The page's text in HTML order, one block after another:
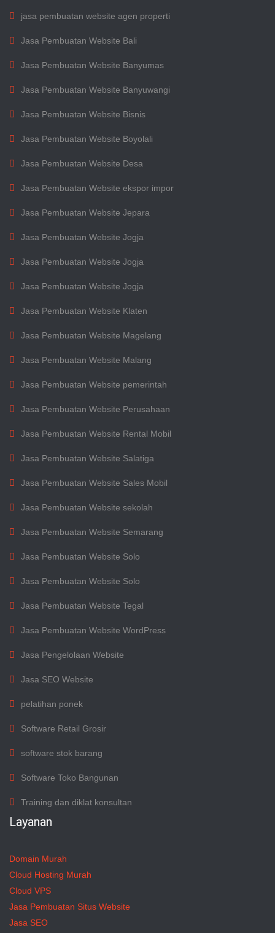
jasa pembuatan website agen properti
Jasa Pembuatan Website Bali
Jasa Pembuatan Website Banyumas
Jasa Pembuatan Website Banyuwangi
Jasa Pembuatan Website Bisnis
Jasa Pembuatan Website Boyolali
Jasa Pembuatan Website Desa
Jasa Pembuatan Website ekspor impor
Jasa Pembuatan Website Jepara
Jasa Pembuatan Website Jogja
Jasa Pembuatan Website Jogja
Jasa Pembuatan Website Jogja
Jasa Pembuatan Website Klaten
Jasa Pembuatan Website Magelang
Jasa Pembuatan Website Malang
Jasa Pembuatan Website pemerintah
Jasa Pembuatan Website Perusahaan
Jasa Pembuatan Website Rental Mobil
Jasa Pembuatan Website Salatiga
Jasa Pembuatan Website Sales Mobil
Jasa Pembuatan Website sekolah
Jasa Pembuatan Website Semarang
Jasa Pembuatan Website Solo
Jasa Pembuatan Website Solo
Jasa Pembuatan Website Tegal
Jasa Pembuatan Website WordPress
Jasa Pengelolaan Website
Jasa SEO Website
pelatihan ponek
Software Retail Grosir
software stok barang
Software Toko Bangunan
Training dan diklat konsultan
Layanan
Domain Murah
Cloud Hosting Murah
Cloud VPS
Jasa Pembuatan Situs Website
Jasa SEO